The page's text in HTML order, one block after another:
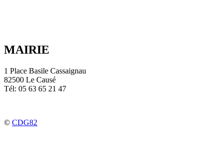
MAIRIE
1 Place Basile Cassaignau
82500 Le Causé
Tél: 05 63 65 21 47
© CDG82